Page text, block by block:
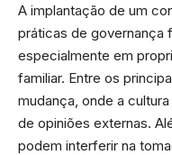
A implantação de um
práticas de governança
especialmente em
familiar. Entre os
mudança, onde a
de opiniões externas.
podem interferir na